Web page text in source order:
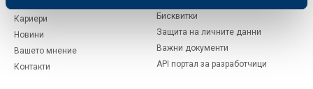
Кариери
Новини
Вашето мнение
Контакти
Бисквитки
Защита на личните данни
Важни документи
API портал за разработчици